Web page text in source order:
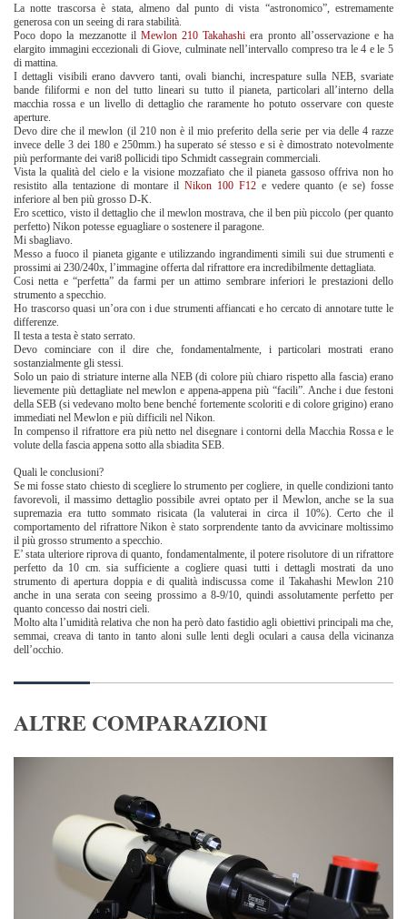
La notte trascorsa è stata, almeno dal punto di vista “astronomico”, estremamente
generosa con un seeing di rara stabilità.
Poco dopo la mezzanotte il Mewlon 210 Takahashi era pronto all’osservazione e ha
elargito immagini eccezionali di Giove, culminate nell’intervallo compreso tra le 4 e le 5
di mattina.
I dettagli visibili erano davvero tanti, ovali bianchi, increspature sulla NEB, svariate
bande filiformi e non del tutto lineari su tutto il pianeta, particolari all’interno della
macchia rossa e un livello di dettaglio che raramente ho potuto osservare con queste
aperture.
Devo dire che il mewlon (il 210 non è il mio preferito della serie per via delle 4 razze
invece delle 3 dei 180 e 250mm.) ha superato sé stesso e si è dimostrato notevolmente
più performante dei vari8 pollicidi tipo Schmidt cassegrain commerciali.
Vista la qualità del cielo e la visione mozzafiato che il pianeta gassoso offriva non ho
resistito alla tentazione di montare il Nikon 100 F12 e vedere quanto (e se) fosse
inferiore al ben più grosso D-K.
Ero scettico, visto il dettaglio che il mewlon mostrava, che il ben più piccolo (per quanto
perfetto) Nikon potesse eguagliare o sostenere il paragone.
Mi sbagliavo.
Messo a fuoco il pianeta gigante e utilizzando ingrandimenti simili sui due strumenti e
prossimi ai 230/240x, l’immagine offerta dal rifrattore era incredibilmente dettagliata.
Cosi netta e “perfetta” da farmi per un attimo sembrare inferiori le prestazioni dello
strumento a specchio.
Ho trascorso quasi un’ora con i due strumenti affiancati e ho cercato di annotare tutte le
differenze.
Il testa a testa è stato serrato.
Devo cominciare con il dire che, fondamentalmente, i particolari mostrati erano
sostanzialmente gli stessi.
Solo un paio di striature interne alla NEB (di colore più chiaro rispetto alla fascia) erano
lievemente più dettagliate nel mewlon e appena-appena più “facili”. Anche i due festoni
della SEB (si vedevano molto bene benché fortemente scoloriti e di colore grigino) erano
immediati nel Mewlon e più difficili nel Nikon.
In compenso il rifrattore era più netto nel disegnare i contorni della Macchia Rossa e le
volute della fascia appena sotto alla sbiadita SEB.
Quali le conclusioni?
Se mi fosse stato chiesto di scegliere lo strumento per cogliere, in quelle condizioni tanto
favorevoli, il massimo dettaglio possibile avrei optato per il Mewlon, anche se la sua
supremazia era tutto sommato risicata (la valuterai in circa il 10%). Certo che il
comportamento del rifrattore Nikon è stato sorprendente tanto da avvicinare moltissimo
il più grosso strumento a specchio.
E’ stata ulteriore riprova di quanto, fondamentalmente, il potere risolutore di un rifrattore
perfetto da 10 cm. sia sufficiente a cogliere quasi tutti i dettagli mostrati da uno
strumento di apertura doppia e di qualità indiscussa come il Takahashi Mewlon 210
anche in una serata con seeing prossimo a 8-9/10, quindi assolutamente perfetto per
quanto concesso dai nostri cieli.
Molto alta l’umidità relativa che non ha però dato fastidio agli obiettivi principali ma che,
semmai, creava di tanto in tanto aloni sulle lenti degli oculari a causa della vicinanza
dell’occhio.
ALTRE COMPARAZIONI